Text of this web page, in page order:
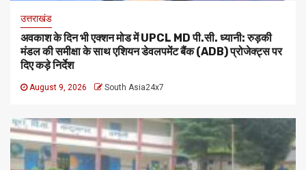
उत्तराखंड
अवकाश के दिन भी एक्शन मोड में UPCL MD पी.सी. ध्यानी: रुड़की
मंडल की समीक्षा के साथ एशियन डेवलपमेंट बैंक (ADB) प्रोजेक्ट्स पर
दिए कड़े निर्देश
August 9, 2026 South Asia24x7